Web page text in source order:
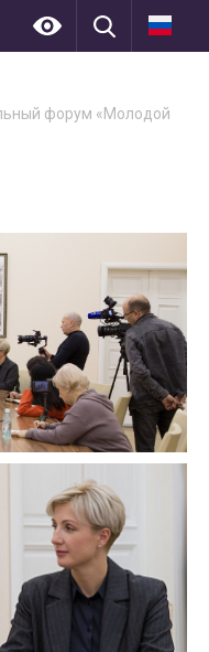
форум «Молодой